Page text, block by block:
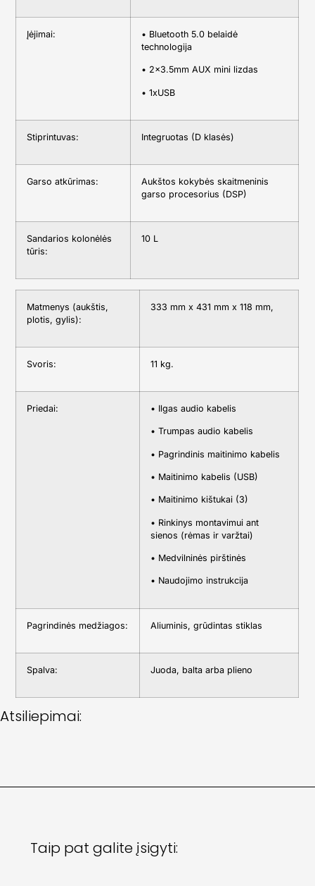
Įėjimai:
• Bluetooth 5.0 belaidė
technologija
• 2×3.5mm AUX mini lizdas
• 1xUSB
Stiprintuvas: Integruotas (D klasės)
Garso atkūrimas:
Aukštos kokybės skaitmeninis
garso procesorius (DSP)
Sandarios kolonėlės
tūris:
10 L
Matmenys (aukštis,
plotis, gylis):
333 mm x 431 mm x 118 mm,
Svoris: 11 kg.
Priedai: • Ilgas audio kabelis
• Trumpas audio kabelis
• Pagrindinis maitinimo kabelis
• Maitinimo kabelis (USB)
• Maitinimo kištukai (3)
• Rinkinys montavimui ant
sienos (rėmas ir varžtai)
• Medvilninės pirštinės
• Naudojimo instrukcija
Pagrindinės medžiagos: Aliuminis, grūdintas stiklas
Spalva: Juoda, balta arba plieno
Atsiliepimai:
Taip pat galite įsigyti: